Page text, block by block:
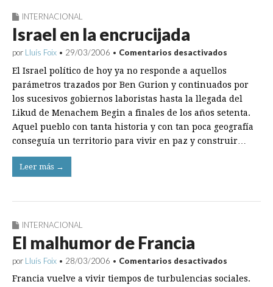
INTERNACIONAL
Israel en la encrucijada
por Lluís Foix • 29/03/2006 • Comentarios desactivados
la
encrucijada
El Israel político de hoy ya no responde a aquellos
parámetros trazados por Ben Gurion y continuados por
los sucesivos gobiernos laboristas hasta la llegada del
Likud de Menachem Begin a finales de los años setenta.
Aquel pueblo con tanta historia y con tan poca geografía
conseguía un territorio para vivir en paz y construir…
Leer más →
INTERNACIONAL
El malhumor de Francia
por Lluís Foix • 28/03/2006 • Comentarios desactivados
malhumor
Francia vuelve a vivir tiempos de turbulencias sociales.